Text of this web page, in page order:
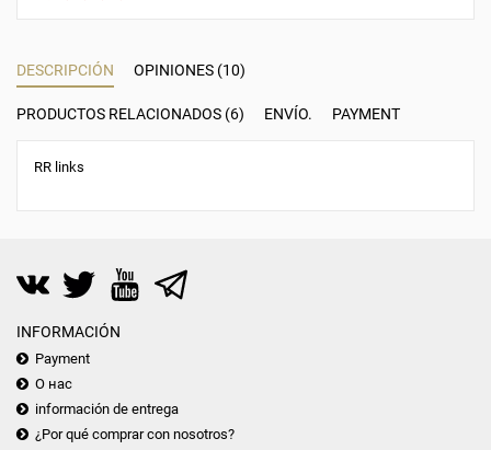
DESCRIPCIÓN OPINIONES (10)
PRODUCTOS RELACIONADOS (6) ENVÍO. PAYMENT
RR links
INFORMACIÓN
Payment
О нас
información de entrega
¿Por qué comprar con nosotros?